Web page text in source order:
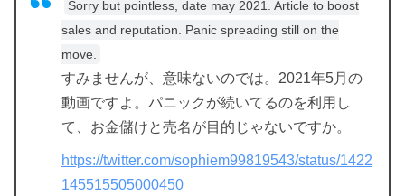
Sorry but pointless, date may 2021. Article to boost
sales and reputation. Panic spreading still on the
move.
すみませんが、意味ないのでは。2021年5月の
動画ですよ。パニックが続いてるのを利用し
て、お金儲けと売名が目的じゃないですか。
https://twitter.com/sophiem99819543/status/1422
145515505000450